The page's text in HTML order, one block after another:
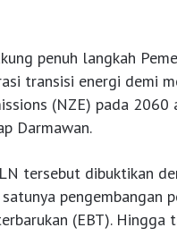
penuh langkah
transisi energi demi
(NZE) pada 2060
Darmawan.
tersebut dibuktikan
pengembangan
(EBT). Hingga